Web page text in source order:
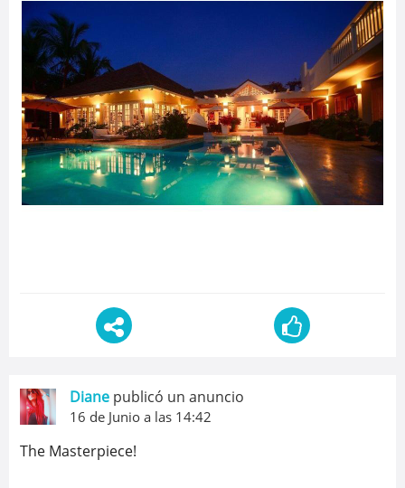
Diane publicó un anuncio
16 de Junio a las 14:42
The Masterpiece!